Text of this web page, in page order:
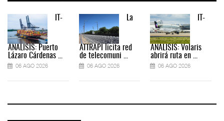
IT-
ANÁLISIS: Puerto
Lázaro Cárdenas ...
06 AGO 2026
La
ATTRAPI licita red
de telecomuni ...
06 AGO 2026
IT-
ANÁLISIS: Volaris
abrirá ruta en ...
06 AGO 2026